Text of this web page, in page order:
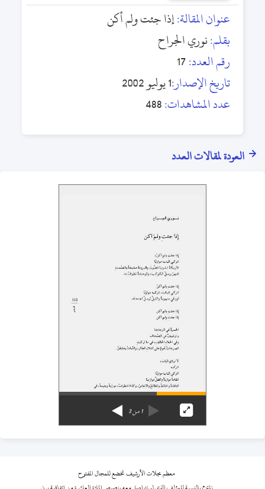
عنوان المقالة:إذا جئت ولم أكن
بقلم:نوري الجراح
رقم العدد:17
تاريخ الإصدار:1 يوليو 2002
عدد المشاهدات:488
العودة لمقالات العدد
1من3
معظم مجلات الأرشيف تخضع للمجال المفتوح